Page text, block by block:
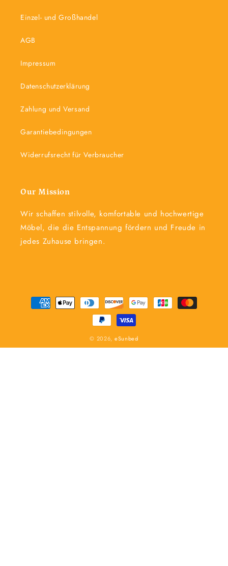
Einzel- und Großhandel
AGB
Impressum
Datenschutzerklärung
Zahlung und Versand
Garantiebedingungen
Widerrufsrecht für Verbraucher
Our Mission
Wir schaffen stilvolle, komfortable und hochwertige
Möbel, die die Entspannung fördern und Freude in
jedes Zuhause bringen.
Zahlungsmethoden
© 2026, eSunbed